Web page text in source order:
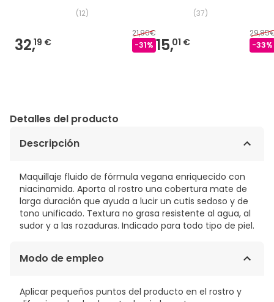
(12)
32,19 €
(37)
21,90€
-31% 15,01 €
-33%
Detalles del producto
Descripción
Maquillaje fluido de fórmula vegana enriquecido con
niacinamida. Aporta al rostro una cobertura mate de
larga duración que ayuda a lucir un cutis sedoso y de
tono unificado. Textura no grasa resistente al agua, al
sudor y a las rozaduras. Indicado para todo tipo de piel.
Modo de empleo
Aplicar pequeños puntos del producto en el rostro y